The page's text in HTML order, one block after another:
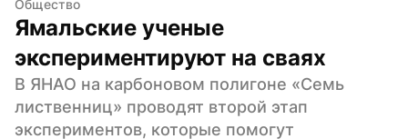
Общество
Ямальские ученые
экспериментируют на сваях
В ЯНАО на карбоновом полигоне «Семь
лиственниц» проводят второй этап
экспериментов, которые помогут